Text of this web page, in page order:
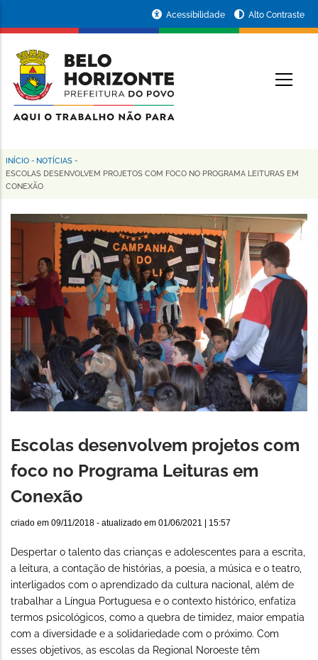
conteúdo
principal
da
Prefeitura
de
Horizonte
Acessibilidade Alto Contraste
Trilha
de
navegação
INÍCIO - NOTÍCIAS -
ESCOLAS DESENVOLVEM PROJETOS COM FOCO NO PROGRAMA LEITURAS EM
CONEXÃO
Escolas desenvolvem projetos com
foco no Programa Leituras em
Conexão
criado em 09/11/2018 - atualizado em 01/06/2021 | 15:57
Despertar o talento das crianças e adolescentes para a escrita,
a leitura, a contação de histórias, a poesia, a música e o teatro,
interligados com o aprendizado da cultura nacional, além de
trabalhar a Língua Portuguesa e o contexto histórico, enfatiza
termos psicológicos, como a quebra de timidez, maior empatia
com a diversidade e a solidariedade com o próximo. Com
esses objetivos, as escolas da Regional Noroeste têm